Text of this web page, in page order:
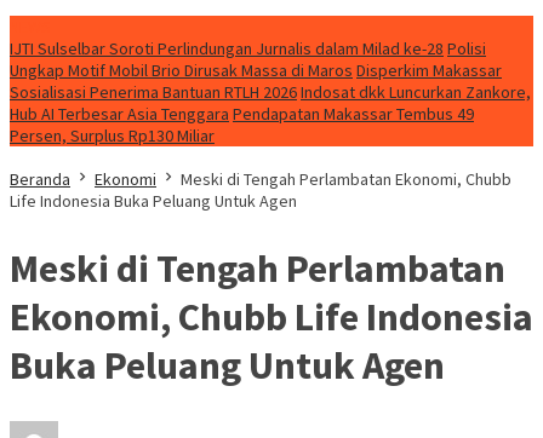
IJTI Sulselbar Soroti Perlindungan Jurnalis dalam Milad ke-28 Polisi
Ungkap Motif Mobil Brio Dirusak Massa di Maros Disperkim Makassar
Sosialisasi Penerima Bantuan RTLH 2026Indosat dkk Luncurkan Zankore,
Hub AI Terbesar Asia Tenggara Pendapatan Makassar Tembus 49
Persen, Surplus Rp130 Miliar
Beranda
Ekonomi
Meski di Tengah Perlambatan Ekonomi, Chubb
Life Indonesia Buka Peluang Untuk Agen
Meski di Tengah Perlambatan
Ekonomi, Chubb Life Indonesia
Buka Peluang Untuk Agen